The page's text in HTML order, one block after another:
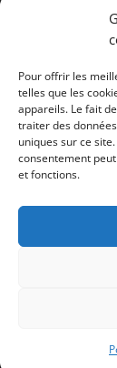
Pour offrir les
telles que les
appareils. Le fait
traiter des
uniques sur ce
consentement
et fonctions.
Tèl : 02 98
Locaux : 3